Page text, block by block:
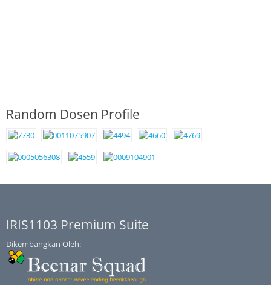
Random Dosen Profile
IRIS1103 Premium Suite
Dikembangkan Oleh: